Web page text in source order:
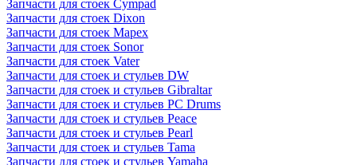
Запчасти для стоек Cympad
Запчасти для стоек Dixon
Запчасти для стоек Mapex
Запчасти для стоек Sonor
Запчасти для стоек Vater
Запчасти для стоек и стульев DW
Запчасти для стоек и стульев Gibraltar
Запчасти для стоек и стульев PC Drums
Запчасти для стоек и стульев Peace
Запчасти для стоек и стульев Pearl
Запчасти для стоек и стульев Tama
Запчасти для стоек и стульев Yamaha